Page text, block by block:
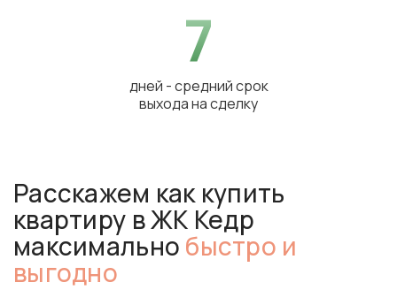
7
дней - средний срок
выхода на сделку
Расскажем как купить
квартиру в ЖК Кедр
максимально быстро и
выгодно